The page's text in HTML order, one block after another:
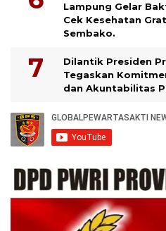
Lampung Gelar
Cek Kesehatan
Sembako.
Dilantik Presiden
Tegaskan
dan Akuntabilitas